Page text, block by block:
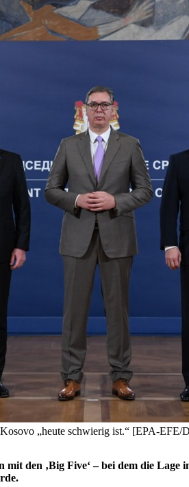
„heute schwierig ist.“ [EPA-
den ‚Big Five‘ – bei dem die